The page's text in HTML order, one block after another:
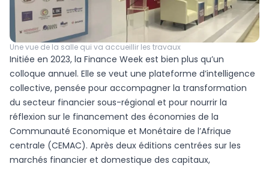
Une vue de la salle qui va accueillir les travaux
Initiée en 2023, la Finance Week est bien plus qu’un
colloque annuel. Elle se veut une plateforme d’intelligence
collective, pensée pour accompagner la transformation
du secteur financier sous-régional et pour nourrir la
réflexion sur le financement des économies de la
Communauté Economique et Monétaire de l’Afrique
centrale (CEMAC). Après deux éditions centrées sur les
marchés financier et domestique des capitaux,